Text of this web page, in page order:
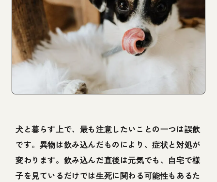
犬と暮らす上で、最も注意したいことの一つは誤飲
です。異物は飲み込んだものにより、症状と対処が
変わります。飲み込んだ直後は元気でも、自宅で様
子を見ているだけでは生死に関わる可能性もあるた